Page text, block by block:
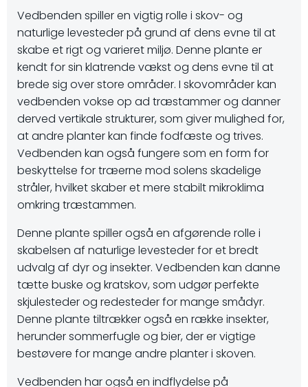
Vedbenden spiller en vigtig rolle i skov- og
naturlige levesteder på grund af dens evne til at
skabe et rigt og varieret miljø. Denne plante er
kendt for sin klatrende vækst og dens evne til at
brede sig over store områder. I skovområder kan
vedbenden vokse op ad træstammer og danner
derved vertikale strukturer, som giver mulighed for,
at andre planter kan finde fodfæste og trives.
Vedbenden kan også fungere som en form for
beskyttelse for træerne mod solens skadelige
stråler, hvilket skaber et mere stabilt mikroklima
omkring træstammen.
Denne plante spiller også en afgørende rolle i
skabelsen af naturlige levesteder for et bredt
udvalg af dyr og insekter. Vedbenden kan danne
tætte buske og kratskov, som udgør perfekte
skjulesteder og redesteder for mange smådyr.
Denne plante tiltrækker også en række insekter,
herunder sommerfugle og bier, der er vigtige
bestøvere for mange andre planter i skoven.
Vedbenden har også en indflydelse på